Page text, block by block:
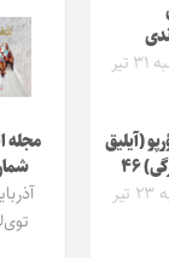
مجله ایشیق
آذربایجان